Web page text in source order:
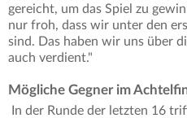
gereicht, um das Spiel zu
nur froh, dass wir unter den
sind. Das haben wir uns über
auch verdient."
Mögliche Gegner im
In der Runde der letzten 16